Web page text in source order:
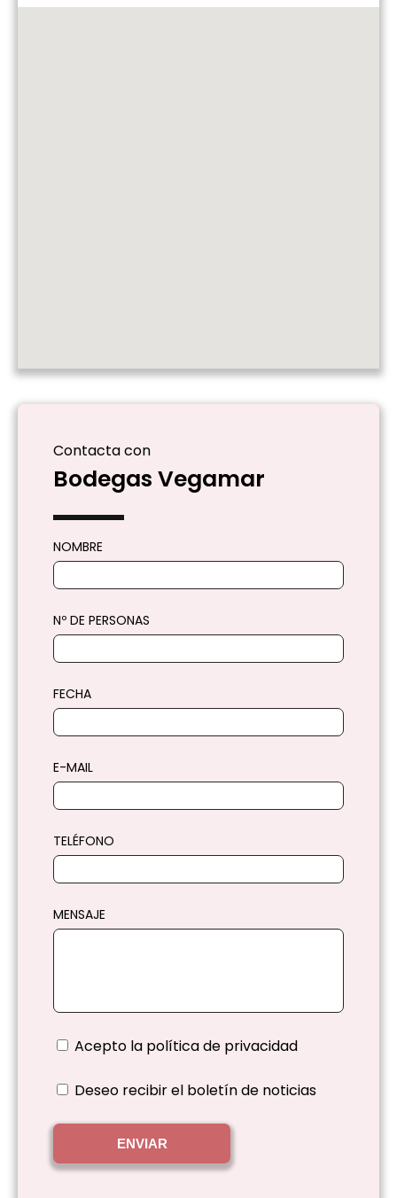
Contacta con
Bodegas Vegamar
NOMBRE
Nº DE PERSONAS
FECHA
E-MAIL
TELÉFONO
MENSAJE
Acepto la política de privacidad
Deseo recibir el boletín de noticias
ENVIAR